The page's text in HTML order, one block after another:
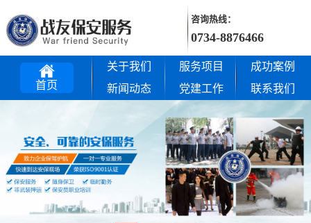
咨询热线：
0734-8876466
首页
关于我们 服务项目
成功案例
新闻动态
党建工作 联系我们